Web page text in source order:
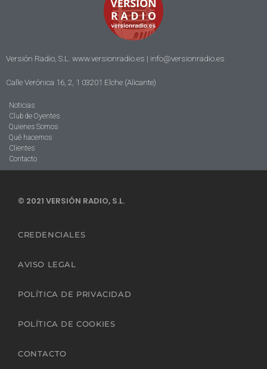
Versión Radio, S.L. www.versionradio.es | info@versionradio.es
Calle Verónica 16, 2, 1 03201 Elche (Alicante)
Noticias
Club de Oyentes
Quienes Somos
Qué hacemos
Clientes
Contacto
© 2021 VERSIÓN RADIO, S.L.
CREDENCIALES
AVISO LEGAL
POLÍTICA DE PRIVACIDAD
POLÍTICA DE COOKIES
CONTACTO